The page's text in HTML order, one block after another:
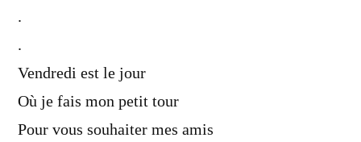
.
.
Vendredi est le jour
Où je fais mon petit tour
Pour vous souhaiter mes amis